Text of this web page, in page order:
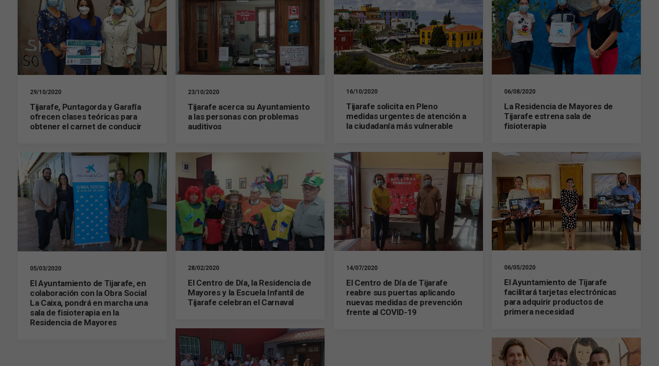
29/10/2020
Tijarafe, Puntagorda y Garafía
ofrecen clases teóricas para
obtener el carnet de conducir
23/10/2020
Tijarafe acerca su Ayuntamiento
a las personas con problemas
auditivos
16/10/2020
Tijarafe solicita en Pleno
medidas urgentes de atención a
la ciudadanía más vulnerable
06/08/2020
La Residencia de Mayores de
Tijarafe estrena sala de
fisioterapia
14/07/2020
El Centro de Día de Tijarafe
reabre sus puertas aplicando
nuevas medidas de prevención
frente al COVID-19
06/05/2020
El Ayuntamiento de Tijarafe
facilitará tarjetas electrónicas
para adquirir productos de
primera necesidad
05/03/2020
El Ayuntamiento de Tijarafe, en
colaboración con la Obra Social
La Caixa, pondrá en marcha una
sala de fisioterapia en la
Residencia de Mayores
28/02/2020
El Centro de Día, la Residencia de
Mayores y la Escuela Infantil de
Tijarafe celebran el Carnaval